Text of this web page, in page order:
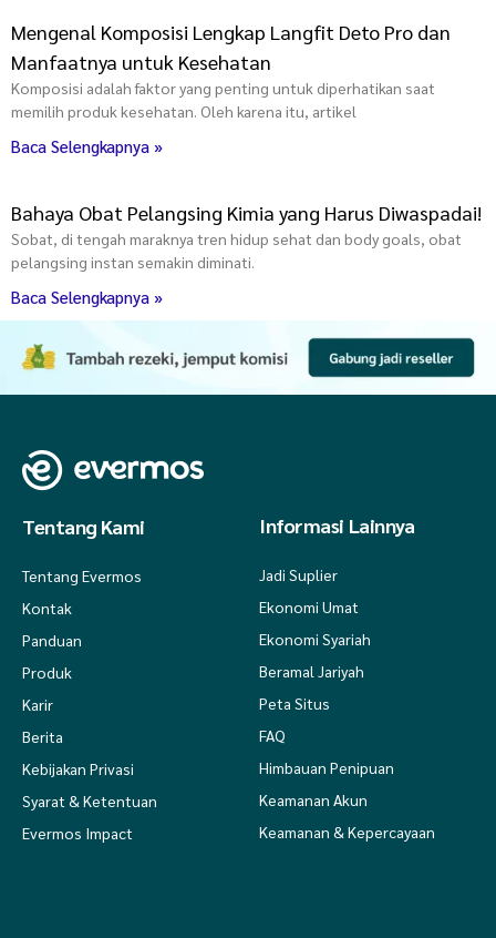
Mengenal Komposisi Lengkap Langfit Deto Pro dan
Manfaatnya untuk Kesehatan
Komposisi adalah faktor yang penting untuk diperhatikan saat
memilih produk kesehatan. Oleh karena itu, artikel
Baca Selengkapnya »
Bahaya Obat Pelangsing Kimia yang Harus Diwaspadai!
Sobat, di tengah maraknya tren hidup sehat dan body goals, obat
pelangsing instan semakin diminati.
Baca Selengkapnya »
Tentang Kami
Tentang Evermos
Kontak
Panduan
Produk
Karir
Berita
Kebijakan Privasi
Syarat & Ketentuan
Evermos Impact
Informasi Lainnya
Jadi Suplier
Ekonomi Umat
Ekonomi Syariah
Beramal Jariyah
Peta Situs
FAQ
Himbauan Penipuan
Keamanan Akun
Keamanan & Kepercayaan